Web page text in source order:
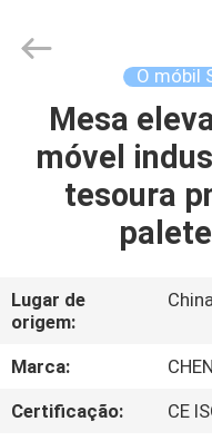
PARA
CASA
PRODUTOS
SOBRE
NÓS
VISITA
MACHINERY
O móbil
Mesa
móvel
tesoura
Lugar de
origem:
Marca:
Certificação:
CE